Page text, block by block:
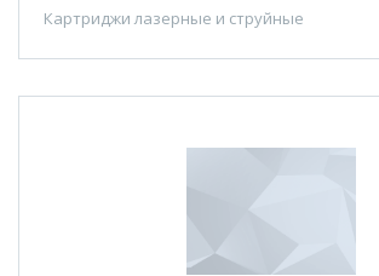
Картриджи лазерные и струйные